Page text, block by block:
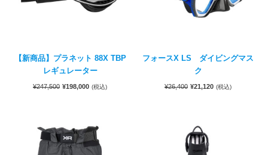
【新商品】プラネット 88X TBP
レギュレーター
¥247,500 ¥198,000 (税込)
フォースX LS ダイビングマス
ク
¥26,400 ¥21,120 (税込)